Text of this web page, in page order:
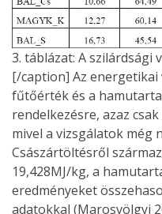
3. táblázat: A szilárdsági
[/caption] Az
fűtőérték és a
rendelkezésre, azaz
mivel a vizsgálatok még
Császártöltésről
19,428MJ/kg, a
eredményeket
adatokkal (Marosvölgyi